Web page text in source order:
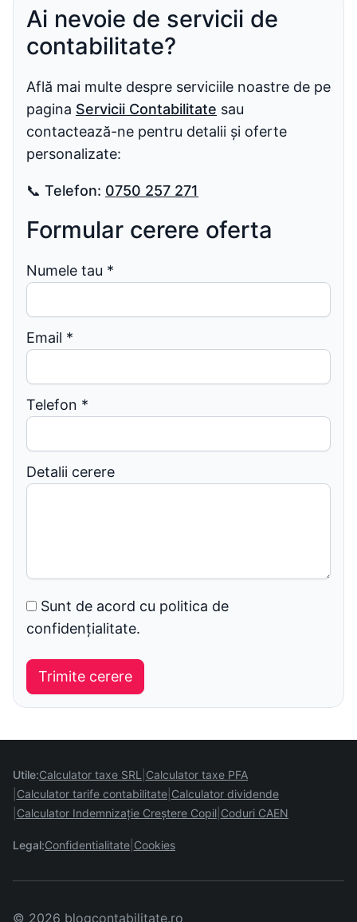
Ai nevoie de servicii de
contabilitate?
Află mai multe despre serviciile noastre de pe
pagina Servicii Contabilitate sau
contactează-ne pentru detalii și oferte
personalizate:
📞 Telefon: 0750 257 271
Formular cerere oferta
Numele tau *
Email *
Telefon *
Detalii cerere
Sunt de acord cu politica de
confidențialitate.
Utile:Calculator taxe SRL
Calculator taxe PFA
Calculator tarife contabilitate Calculator dividende
Calculator Indemnizație Creștere Copil Coduri CAEN
Legal:Confidentialitate Cookies
© 2026 blogcontabilitate.ro